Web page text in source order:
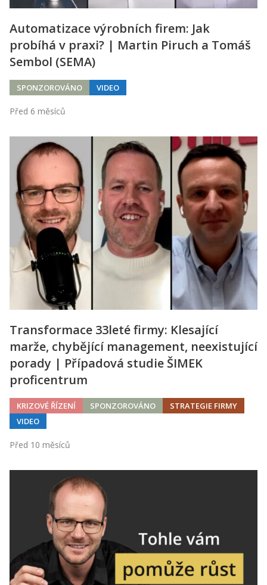
Automatizace výrobních firem: Jak
probíhá v praxi? | Martin Piruch a Tomáš
Sembol (SEMA)
SPONZOROVÁNO VIDEO
Před 6 měsíců
Transformace 33leté firmy: Klesající
marže, chybějící management, neexistující
porady | Případová studie ŠIMEK
proficentrum
KRIZOVÉ ŘÍZENÍ SPONZOROVÁNO
STRATEGIE FIRMY
VIDEO
Před 10 měsíců